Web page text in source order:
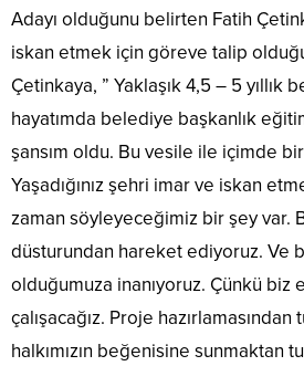
Adayı olduğunu belirten Fatih
iskan etmek için göreve talip
Çetinkaya, ” Yaklaşık 4,5 – 5 yıllık
hayatımda belediye başkanlık
şansım oldu. Bu vesile ile içimde
Yaşadığınız şehri imar ve iskan
zaman söyleyeceğimiz bir şey var.
düsturundan hareket ediyoruz. Ve
olduğumuza inanıyoruz. Çünkü biz
çalışacağız. Proje
halkımızın beğenisine sunmaktan